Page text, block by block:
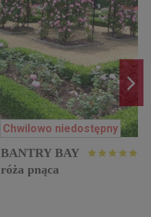
Chwilowo niedostępny
BANTRY BAY
róża pnąca